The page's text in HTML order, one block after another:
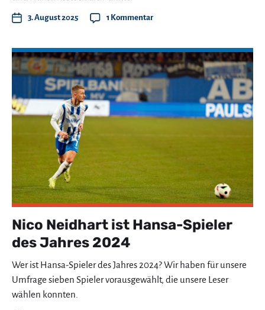
3. August 2025 1 Kommentar
Nico Neidhart ist Hansa-Spieler
des Jahres 2024
Wer ist Hansa-Spieler des Jahres 2024? Wir haben für unsere
Umfrage sieben Spieler vorausgewählt, die unsere Leser
wählen konnten.